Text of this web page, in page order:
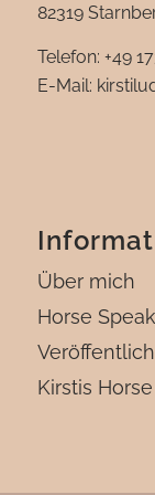
82319
Telefon: +49
E-Mail:
Über mich
Horse Speak
Kirstis